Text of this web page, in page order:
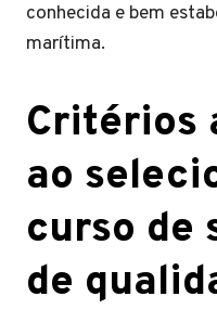
conhecida e bem
marítima.
Critérios
ao
curso de
de